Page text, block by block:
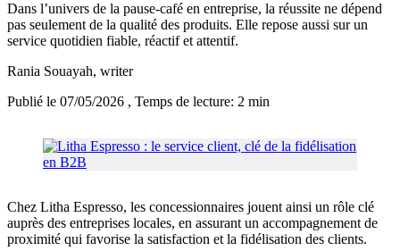
Dans l’univers de la pause-café en entreprise, la réussite ne dépend
pas seulement de la qualité des produits. Elle repose aussi sur un
service quotidien fiable, réactif et attentif.
Rania Souayah, writer
Publié le 07/05/2026 , Temps de lecture: 2 min
Chez Litha Espresso, les concessionnaires jouent ainsi un rôle clé
auprès des entreprises locales, en assurant un accompagnement de
proximité qui favorise la satisfaction et la fidélisation des clients.